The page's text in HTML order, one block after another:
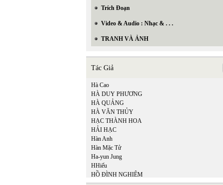
Trích Đoạn
Video & Audio : Nhạc & . . .
TRANH VÀ ẢNH
Tác Giả
Hà Cao
HÀ DUY PHƯƠNG
HÀ QUẢNG
HÀ VĂN THỦY
HẠC THÀNH HOA
HẢI HẠC
Hàn Anh
Hàn Mặc Tử
Ha-yun Jung
HHiếu
HỒ ĐÌNH NGHIÊM
Hồ Minh Tâm